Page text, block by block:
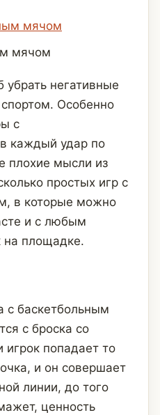
мячом
негативные
Особенно
с
каждый удар по
плохие мысли из
простых игр с
в которые можно
и с любым
на площадке.
с баскетбольным
с броска со
попадает то
и он совершает
линии, до того
ценность